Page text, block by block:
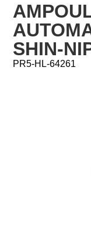
SHIN-
PR5-HL-64261